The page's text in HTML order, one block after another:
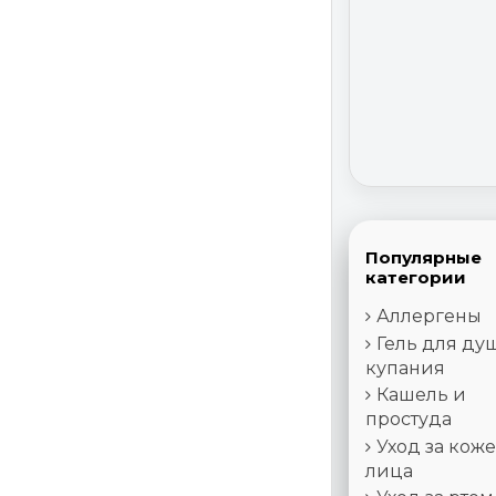
Популярные
категории
Аллергены
Гель для
купания
Кашель и
простуда
Уход за
лица